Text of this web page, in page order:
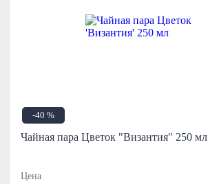
-40 %
Чайная пара Цветок "Византия" 250 мл
Цена